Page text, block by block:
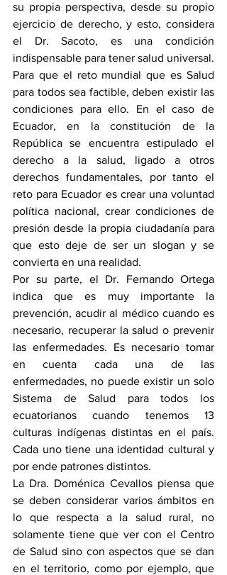
su propia perspectiva, desde su propio
ejercicio de derecho, y esto, considera
el Dr. Sacoto, es una condición
indispensable para tener salud universal.
Para que el reto mundial que es Salud
para todos sea factible, deben existir las
condiciones para ello. En el caso de
Ecuador, en la constitución de la
República se encuentra estipulado el
derecho a la salud, ligado a otros
derechos fundamentales, por tanto el
reto para Ecuador es crear una voluntad
política nacional, crear condiciones de
presión desde la propia ciudadanía para
que esto deje de ser un slogan y se
convierta en una realidad.
Por su parte, el Dr. Fernando Ortega
indica que es muy importante la
prevención, acudir al médico cuando es
necesario, recuperar la salud o prevenir
las enfermedades. Es necesario tomar
en cuenta cada una de las
enfermedades, no puede existir un solo
Sistema de Salud para todos los
ecuatorianos cuando tenemos 13
culturas indígenas distintas en el país.
Cada uno tiene una identidad cultural y
por ende patrones distintos.
La Dra. Doménica Cevallos piensa que
se deben considerar varios ámbitos en
lo que respecta a la salud rural, no
solamente tiene que ver con el Centro
de Salud sino con aspectos que se dan
en el territorio, como por ejemplo, que